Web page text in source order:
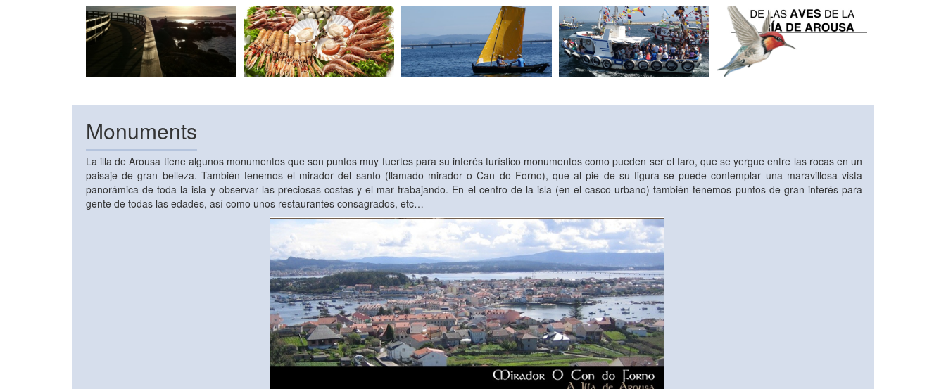
Monuments
La illa de Arousa tiene algunos monumentos que son puntos muy fuertes para su interés turístico monumentos como pueden ser el faro, que se yergue entre las rocas en un
paisaje de gran belleza. También tenemos el mirador del santo (llamado mirador o Can do Forno), que al pie de su figura se puede contemplar una maravillosa vista
panorámica de toda la isla y observar las preciosas costas y el mar trabajando. En el centro de la isla (en el casco urbano) también tenemos puntos de gran interés para
gente de todas las edades, así como unos restaurantes consagrados, etc…